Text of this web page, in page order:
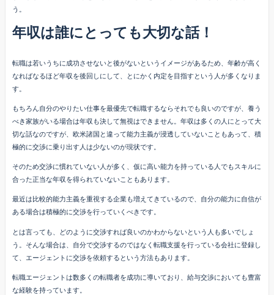
う。
年収は誰にとっても大切な話！
転職は若いうちに成功させないと後がないというイメージがあるため、年齢が高く
なればなるほど年収を後回しにして、とにかく内定を目指すという人が多くなりま
す。
もちろん自分のやりたい仕事を最優先で転職するならそれでも良いのですが、養う
べき家族がいる場合は年収も決して無視はできません。年収は多くの人にとって大
切な話なのですが、欧米諸国と違って能力主義が浸透していないこともあって、積
極的に交渉に乗り出す人は少ないのが現状です。
そのため交渉に慣れていない人が多く、仮に高い能力を持っている人でもスキルに
合った正当な年収を得られていないこともあります。
最近は比較的能力主義を重視する企業も増えてきているので、自分の能力に自信が
ある場合は積極的に交渉を行っていくべきです。
とは言っても、どのように交渉すれば良いのかわからないという人も多いでしょ
う。そんな場合は、自分で交渉するのではなく転職支援を行っている会社に登録し
て、エージェントに交渉を依頼するという方法もあります。
転職エージェントは数多くの転職者を成功に導いており、給与交渉においても豊富
な経験を持っています。